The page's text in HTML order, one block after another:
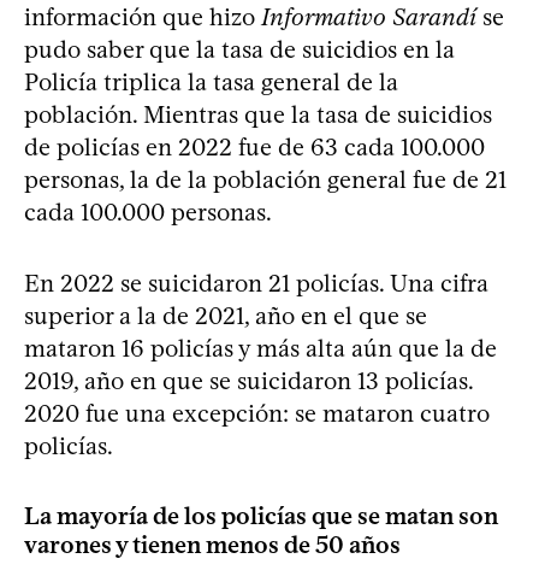
información que hizo Informativo Sarandíse
pudo saber que la tasa de suicidios en la
Policía triplica la tasa general de la
población. Mientras que la tasa de suicidios
de policías en 2022 fue de 63 cada 100.000
personas, la de la población general fue de 21
cada 100.000 personas.
En 2022 se suicidaron 21 policías. Una cifra
superior a la de 2021, año en el que se
mataron 16 policías y más alta aún que la de
2019, año en que se suicidaron 13 policías.
2020 fue una excepción: se mataron cuatro
policías.
La mayoría de los policías que se matan son
varones y tienen menos de 50 años